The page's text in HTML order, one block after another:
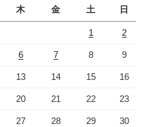
木 金 土 日
1 2
6 7 8 9
13 14 15 16
20 21 22 23
27 28 29 30